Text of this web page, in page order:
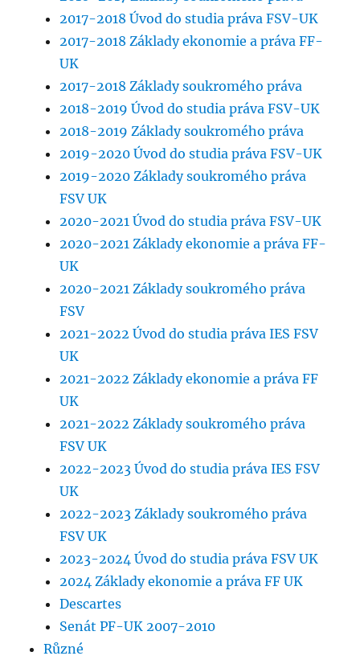
2017-2018 Úvod do studia práva FSV-UK
2017-2018 Základy ekonomie a práva FF-
UK
2017-2018 Základy soukromého práva
2018-2019 Úvod do studia práva FSV-UK
2018-2019 Základy soukromého práva
2019-2020 Úvod do studia práva FSV-UK
2019-2020 Základy soukromého práva
FSV UK
2020-2021 Úvod do studia práva FSV-UK
2020-2021 Základy ekonomie a práva FF-
UK
2020-2021 Základy soukromého práva
FSV
2021-2022 Úvod do studia práva IES FSV
UK
2021-2022 Základy ekonomie a práva FF
UK
2021-2022 Základy soukromého práva
FSV UK
2022-2023 Úvod do studia práva IES FSV
UK
2022-2023 Základy soukromého práva
FSV UK
2023-2024 Úvod do studia práva FSV UK
2024 Základy ekonomie a práva FF UK
Descartes
Senát PF-UK 2007-2010
Různé